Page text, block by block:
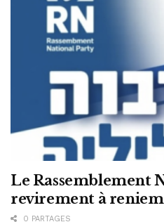
Le Rassemblement
revirement à
0 PARTAGES